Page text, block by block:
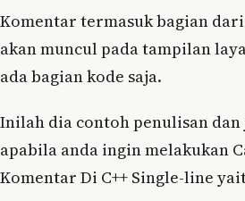
Komentar termasuk bagian
akan muncul pada tampilan
ada bagian kode saja.
Inilah dia contoh penulisan
apabila anda ingin melakukan
Komentar Di C++ Single-line